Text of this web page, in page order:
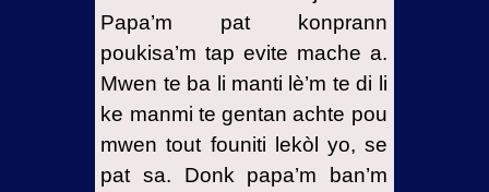
Papa’m pat konprann
poukisa’m tap evite mache a.
Mwen te ba li manti lè’m te di li
ke manmi te gentan achte pou
mwen tout founiti lekòl yo, se
pat sa. Donk papa’m ban’m